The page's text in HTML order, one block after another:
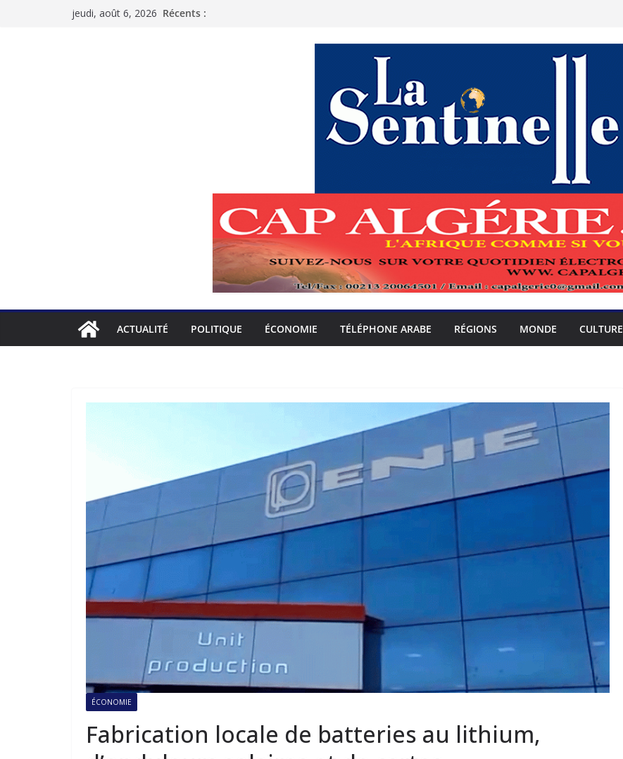
jeudi, août 6, 2026 Récents :
ACTUALITÉ POLITIQUE ÉCONOMIE TÉLÉPHONE ARABE RÉGIONS MONDE CULTURE
ÉCONOMIE
Fabrication locale de batteries au lithium,